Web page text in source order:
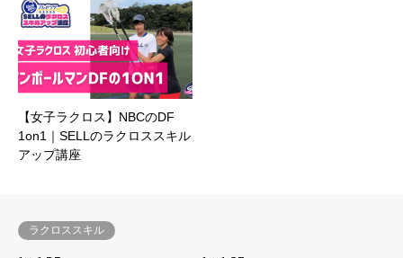
【女子ラクロス】NBCのDF
1on1｜SELLのラクロススキル
アップ講座
ラクロススキル